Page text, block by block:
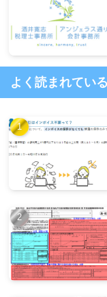
よく読まれてい